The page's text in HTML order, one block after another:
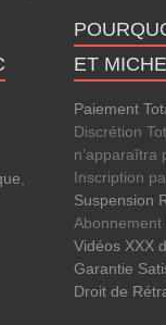
ET
Paiement
Discrétion
n’apparaîtra
Inscription
Suspension
Abonnement
Vidéos XXX
Garantie
Droit de